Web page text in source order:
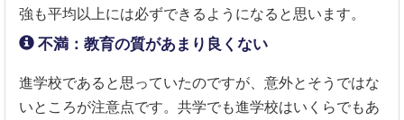
強も平均以上には必ずできるようになると思います。
不満：教育の質があまり良くない
進学校であると思っていたのですが、意外とそうではな
いところが注意点です。共学でも進学校はいくらでもあ